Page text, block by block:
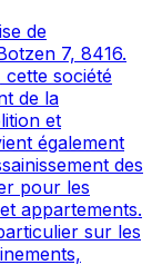
de
7, 8416.
cette société
de la
et
également
des
pour les
appartements.
sur les